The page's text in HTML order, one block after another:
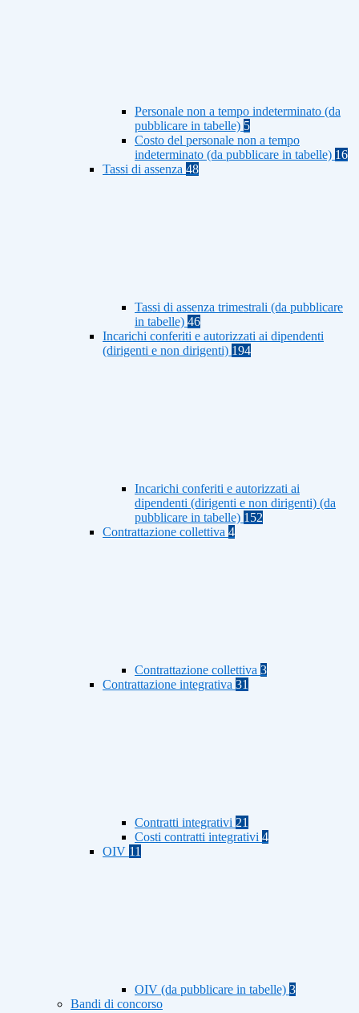
Personale non a tempo indeterminato (da
pubblicare in tabelle) 5
Costo del personale non a tempo
indeterminato (da pubblicare in tabelle) 16
Tassi di assenza 48
Tassi di assenza trimestrali (da pubblicare
in tabelle) 46
Incarichi conferiti e autorizzati ai dipendenti
(dirigenti e non dirigenti) 194
Incarichi conferiti e autorizzati ai
dipendenti (dirigenti e non dirigenti) (da
pubblicare in tabelle) 152
Contrattazione collettiva 4
Contrattazione collettiva 3
Contrattazione integrativa 31
Contratti integrativi 21
Costi contratti integrativi 4
OIV 11
OIV (da pubblicare in tabelle) 3
Bandi di concorso